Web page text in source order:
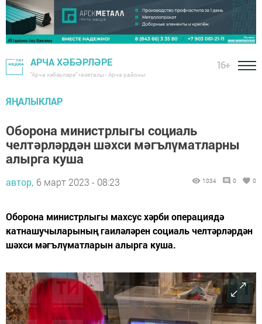
АРЧА ХӘБӘРЛӘРЕ
"Арча хәбәрләре" газетасы - Арча районы
16+
ЯҢАЛЫКЛАР
Оборона министрлыгы социаль
челтәрләрдән шәхси мәгълүматларны
алырга куша
автор, 6 март 2023 - 08:23 1034 0 0
Оборона министрлыгы махсус хәрби операциядә
катнашучыларының гаиләләрен социаль челтәрләрдән
шәхси мәгълүматларын алырга куша.